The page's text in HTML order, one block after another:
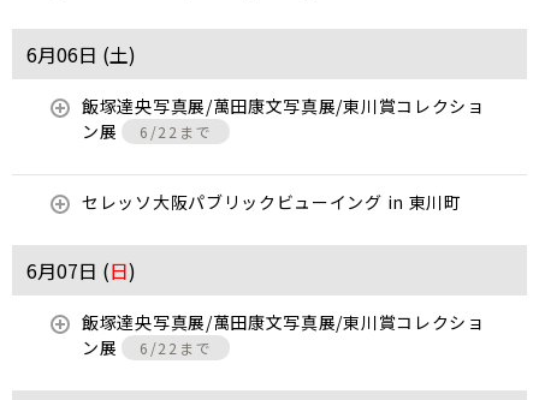
6月06日 (土)
飯塚達央写真展/萬田康文写真展/東川賞コレクショ
ン展
6/22まで
セレッソ大阪パブリックビューイング in 東川町
6月07日 (日)
飯塚達央写真展/萬田康文写真展/東川賞コレクショ
ン展
6/22まで